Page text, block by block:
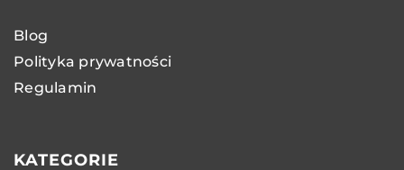
Blog
Polityka prywatności
Regulamin
KATEGORIE